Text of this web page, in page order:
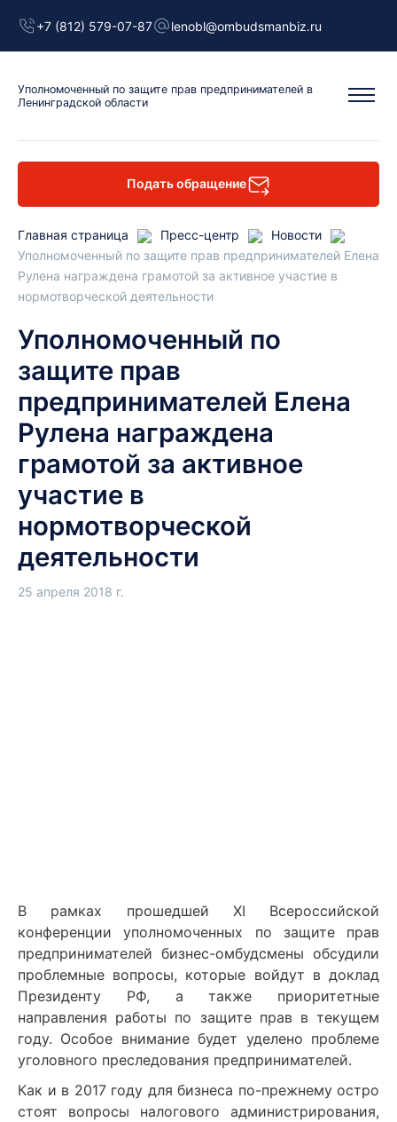
+7 (812) 579-07-87 lenobl@ombudsmanbiz.ru
Уполномоченный по защите прав предпринимателей в
Ленинградской области
Подать обращение
Главная страница Пресс-центр
Новости
Уполномоченный по защите прав предпринимателей Елена
Рулена награждена грамотой за активное участие в
нормотворческой деятельности
Уполномоченный по
защите прав
предпринимателей Елена
Рулена награждена
грамотой за активное
участие в
нормотворческой
деятельности
25 апреля 2018 г.
В рамках прошедшей XI Всероссийской
конференции уполномоченных по защите прав
предпринимателей бизнес-омбудсмены обсудили
проблемные вопросы, которые войдут в доклад
Президенту РФ, а также приоритетные
направления работы по защите прав в текущем
году. Особое внимание будет уделено проблеме
уголовного преследования предпринимателей.
Как и в 2017 году для бизнеса по-прежнему остро
стоят вопросы налогового администрирования,